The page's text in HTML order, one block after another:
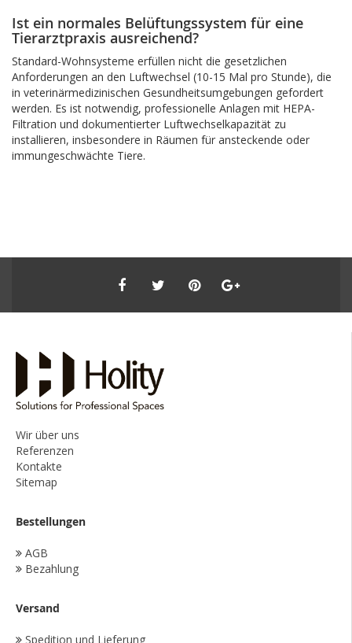
Ist ein normales Belüftungssystem für eine
Tierarztpraxis ausreichend?
Standard-Wohnsysteme erfüllen nicht die gesetzlichen
Anforderungen an den Luftwechsel (10-15 Mal pro Stunde), die
in veterinärmedizinischen Gesundheitsumgebungen gefordert
werden. Es ist notwendig, professionelle Anlagen mit HEPA-
Filtration und dokumentierter Luftwechselkapazität zu
installieren, insbesondere in Räumen für ansteckende oder
immungeschwächte Tiere.
Wir über uns
Referenzen
Kontakte
Sitemap
Bestellungen
AGB
Bezahlung
Versand
Spedition und Lieferung